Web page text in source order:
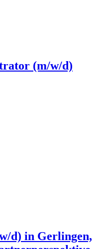
(m/w/d)
d) in Gerlingen,